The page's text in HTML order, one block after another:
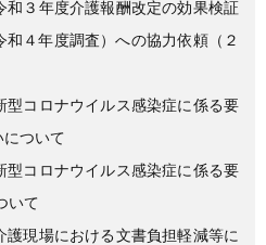
和３年度介護報酬改定の効果検証
４年度調査）への協力依頼（２
型コロナウイルス感染症に係る要
ついて
型コロナウイルス感染症に係る要
いて
護現場における文書負担軽減等に